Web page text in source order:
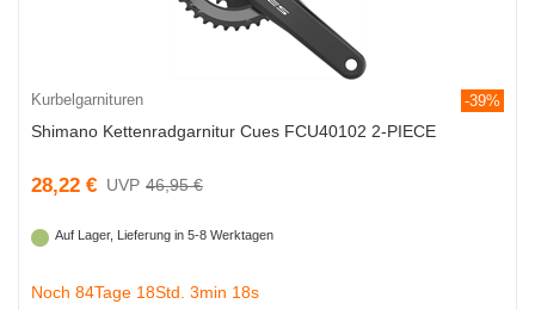
Kurbelgarnituren -39%
Shimano Kettenradgarnitur Cues FCU40102 2-PIECE
28,22 € 46,95 €
Auf Lager, Lieferung in 5-8 Werktagen
Noch 84Tage 18Std. 3min 18s